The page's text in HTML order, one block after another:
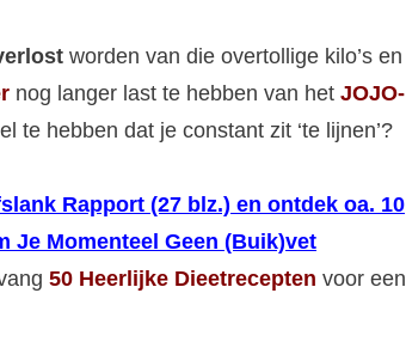
worden van die overtollige kilo’s en
nog langer last te hebben van het JOJO-
te hebben dat je constant zit ‘te lijnen’?
Rapport (27 blz.) en ontdek oa. 10
Je Momenteel Geen (Buik)vet
50 Heerlijke Dieetrecepten voor een